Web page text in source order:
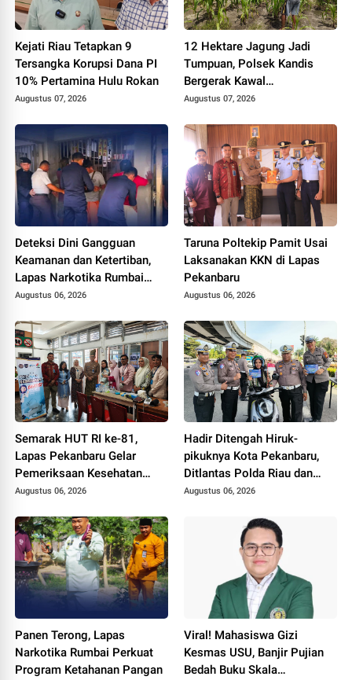
Kejati Riau Tetapkan 9
Tersangka Korupsi Dana PI
10% Pertamina Hulu Rokan
Augustus 07, 2026
12 Hektare Jagung Jadi
Tumpuan, Polsek Kandis
Bergerak Kawal
Swasembada Pangan
Augustus 07, 2026
Deteksi Dini Gangguan
Keamanan dan Ketertiban,
Lapas Narkotika Rumbai
Gelar Razia Rutin Blok
Augustus 06, 2026
Taruna Poltekip Pamit Usai
Laksanakan KKN di Lapas
Pekanbaru
Augustus 06, 2026
Semarak HUT RI ke-81,
Lapas Pekanbaru Gelar
Pemeriksaan Kesehatan
Gratis untuk Warga Binaan
Augustus 06, 2026
Hadir Ditengah Hiruk-
pikuknya Kota Pekanbaru,
Ditlantas Polda Riau dan
Polantas KARIB Kobarkan
Nasionalisme dan Green
Policing Jelang HUT RI Ke-
Augustus 06, 2026
Panen Terong, Lapas
Narkotika Rumbai Perkuat
Program Ketahanan Pangan
Viral! Mahasiswa Gizi
Kesmas USU, Banjir Pujian
Bedah Buku Skala